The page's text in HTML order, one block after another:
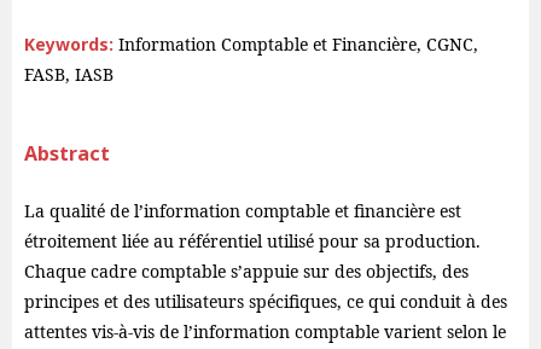
Keywords: Information Comptable et Financière, CGNC,
FASB, IASB
Abstract
La qualité de l’information comptable et financière est
étroitement liée au référentiel utilisé pour sa production.
Chaque cadre comptable s’appuie sur des objectifs, des
principes et des utilisateurs spécifiques, ce qui conduit à des
attentes vis-à-vis de l’information comptable varient selon le